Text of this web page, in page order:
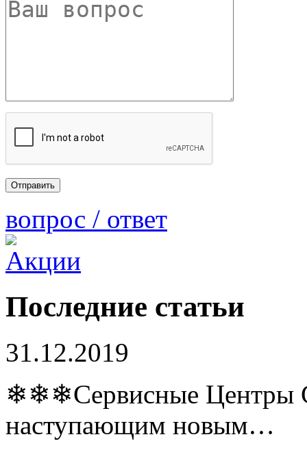
вопрос / ответ
Последние статьи
31.12.2019
❄❄❄Сервисные Центры
наступающим новым…